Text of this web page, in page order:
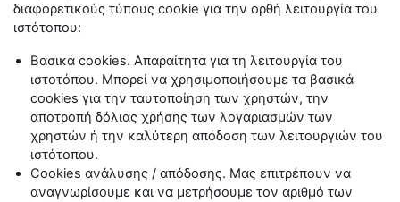
διαφορετικούς τύπους cookie για την ορθή λειτουργία του
ιστότοπου:
Βασικάcookies. Απαραίτητα για τη λειτουργία του
ιστοτόπου. Μπορεί να χρησιμοποιήσουμε τα βασικά
cookies για την ταυτοποίηση των χρηστών, την
αποτροπή δόλιας χρήσης των λογαριασμών των
χρηστών ή την καλύτερη απόδοση των λειτουργιών του
ιστότοπου.
Cookies ανάλυσης / απόδοσης. Μας επιτρέπουν να
αναγνωρίσουμε και να μετρήσουμε τον αριθμό των